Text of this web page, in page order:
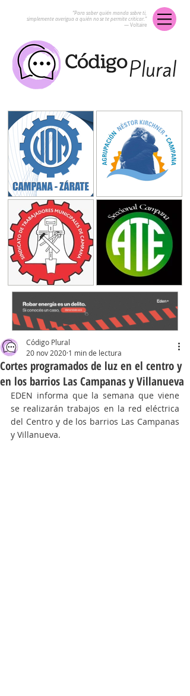
“Para saber quién manda sobre ti,
simplemente averigua a quién no se te permite criticar.”
― Voltaire
Cortes programados de luz en el centro y
en los barrios Las Campanas y Villanueva
Código Plural
20 nov 2020 1 min de lectura
EDEN informa que la semana que viene
se realizarán trabajos en la red eléctrica
del Centro y de los barrios Las Campanas
y Villanueva.